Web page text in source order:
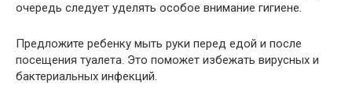
очередь следует уделять особое внимание гигиене.
Предложите ребенку мыть руки перед едой и после
посещения туалета. Это поможет избежать вирусных и
бактериальных инфекций.